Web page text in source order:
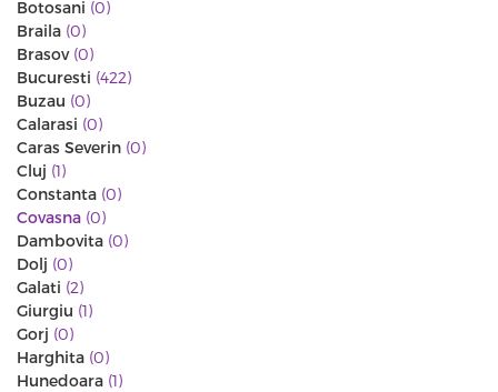
Botosani (0)
Braila (0)
Brasov (0)
Bucuresti (422)
Buzau (0)
Calarasi (0)
Caras Severin (0)
Cluj (1)
Constanta (0)
Covasna (0)
Dambovita (0)
Dolj (0)
Galati (2)
Giurgiu (1)
Gorj (0)
Harghita (0)
Hunedoara (1)